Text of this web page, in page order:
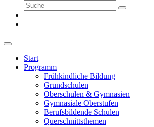
Start
Programm
Frühkindliche Bildung
Grundschulen
Oberschulen & Gymnasien
Gymnasiale Oberstufen
Berufsbildende Schulen
Querschnittsthemen